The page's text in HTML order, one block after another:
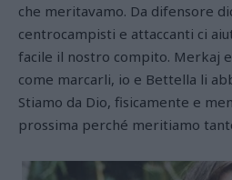
che meritavamo. Da difensore
centrocampisti e attaccanti ci
facile il nostro compito. Merkaj
come marcarli, io e Bettella li
Stiamo da Dio, fisicamente e
prossima perché meritiamo